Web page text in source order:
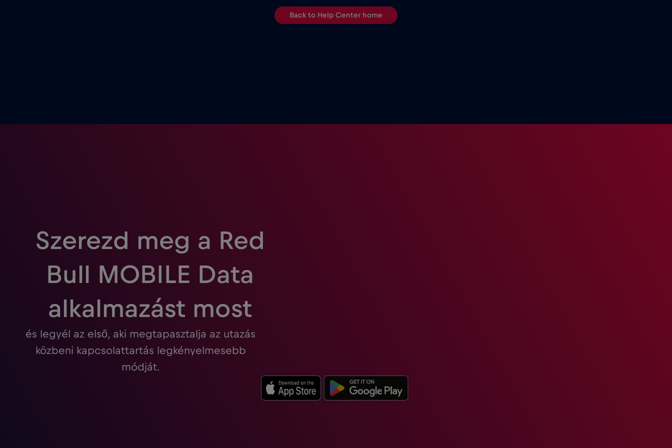
Back to Help Center home
Szerezd meg a Red
Bull MOBILE Data
alkalmazást most
és legyél az első, aki megtapasztalja az utazás
közbeni kapcsolattartás legkényelmesebb
módját.